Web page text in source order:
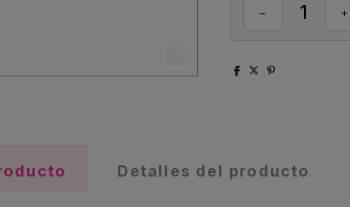
Detalles del producto